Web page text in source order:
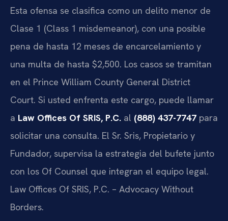
Esta ofensa se clasifica como un delito menor de
Clase 1 (Class 1 misdemeanor), con una posible
pena de hasta 12 meses de encarcelamiento y
una multa de hasta $2,500. Los casos se tramitan
en el Prince William County General District
Court. Si usted enfrenta este cargo, puede llamar
a Law Offices Of SRIS, P.C. al (888) 437-7747 para
solicitar una consulta. El Sr. Sris, Propietario y
Fundador, supervisa la estrategia del bufete junto
con los Of Counsel que integran el equipo legal.
Law Offices Of SRIS, P.C. – Advocacy Without
Borders.